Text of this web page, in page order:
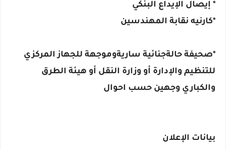
* إيصال الإيداع البنكي
*كارنيه نقابة المهندسين
*صحيفة حالةجنائية ساريةوموجهة للجهاز المركزي
للتنظيم والإدارة أو وزارة النقل أو هيئة الطرق
والكباري وجهين حسب احوال
بيانات الإعلان